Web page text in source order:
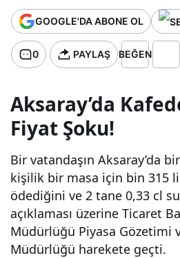
GOOGLE'DA ABONE OL
0 PAYLAŞ BEĞEN
Aksaray’da
Fiyat Şoku!
Bir vatandaşın Aksaray’da
kişilik bir masa için bin 315
ödediğini ve 2 tane 0,33 cl
açıklaması üzerine Ticaret
Müdürlüğü Piyasa Gözetimi
Müdürlüğü harekete geçti.
Su
fiyatları
kontrol
altında
olacak.